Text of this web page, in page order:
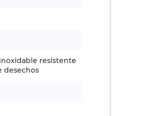
resistente
desechos